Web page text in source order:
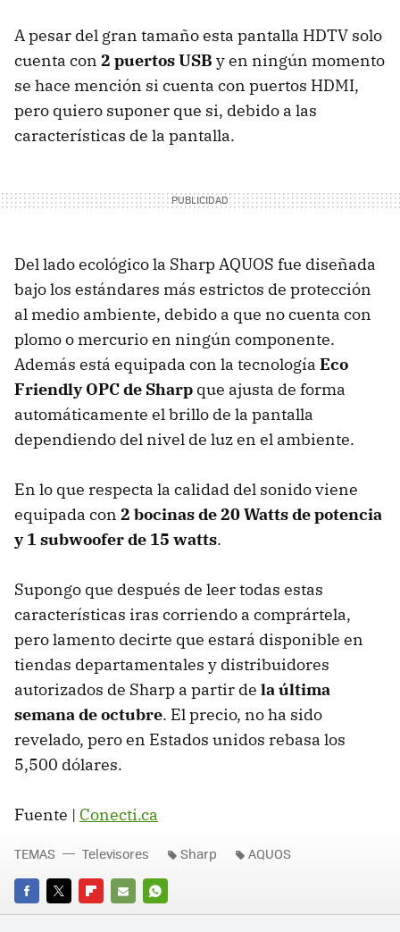
A pesar del gran tamaño esta pantalla HDTV solo
cuenta con 2 puertos USB y en ningún momento
se hace mención si cuenta con puertos HDMI,
pero quiero suponer que si, debido a las
características de la pantalla.
Del lado ecológico la SharpAQUOS fue diseñada
bajo los estándares más estrictos de protección
al medio ambiente, debido a que no cuenta con
plomo o mercurio en ningún componente.
Además está equipada con la tecnología Eco
FriendlyOPCde Sharp que ajusta de forma
automáticamente el brillo de la pantalla
dependiendo del nivel de luz en el ambiente.
En lo que respecta la calidad del sonido viene
equipada con 2 bocinas de 20 Watts de potencia
y 1 subwoofer de 15 watts.
Supongo que después de leer todas estas
características iras corriendo a comprártela,
pero lamento decirte que estará disponible en
tiendas departamentales y distribuidores
autorizados de Sharp a partir de la última
semana de octubre. El precio, no ha sido
revelado, pero en Estados unidos rebasa los
5,500 dólares.
Fuente | Conecti.ca
FACEBOOK
TWITTERFLIPBOARD
E-
WHATSAPP
TEMAS Televisores Sharp AQUOS